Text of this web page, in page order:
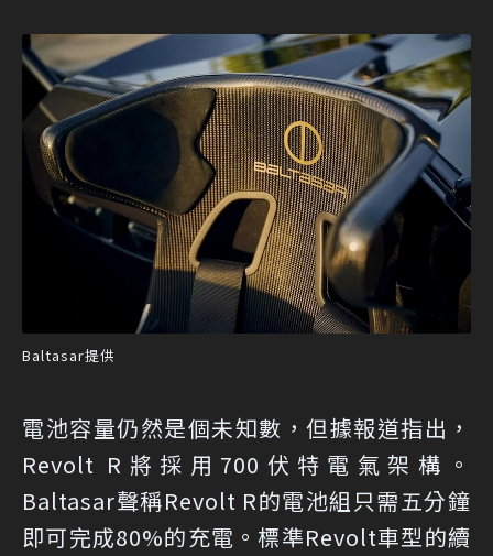
Baltasar提供
電池容量仍然是個未知數，但據報道指出，
Revolt R將採用700伏特電氣架構。
Baltasar聲稱Revolt R的電池組只需五分鐘
即可完成80%的充電。標準Revolt車型的續